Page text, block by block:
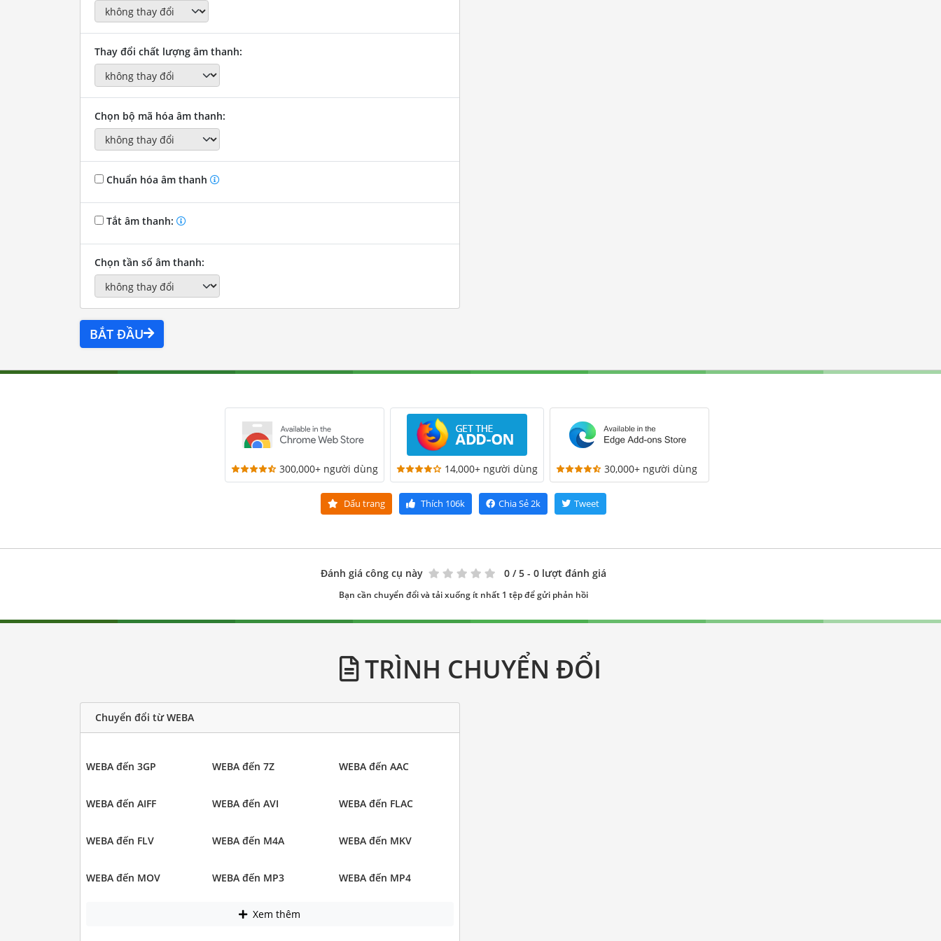
Thay đổi chất lượng âm thanh:
Chọn bộ mã hóa âm thanh:
Chuẩn hóa âm thanh
Tắt âm thanh:
Chọn tần số âm thanh:
BẮT ĐẦU
300,000+ người dùng 14,000+ người dùng 30,000+ người dùng
Dấu trang Thích 106k Chia Sẻ2k Tweet
Đánh giá công cụ này 0 / 5 - 0 lượt đánh giá
Bạn cần chuyển đổi và tải xuống ít nhất 1 tệp để gửi phản hồi
TRÌNH CHUYỂN ĐỔI
Chuyển đổi từ WEBA
WEBA đến 3GP WEBA đến 7Z WEBA đến AAC
WEBA đến AIFF WEBA đến AVI WEBA đến FLAC
WEBA đến FLV WEBA đến M4A WEBA đến MKV
WEBA đến MOV WEBA đến MP3 WEBA đến MP4
Xem thêm